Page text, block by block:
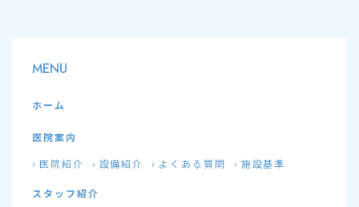
MENU
ホーム
医院案内
医院紹介
設備紹介 よくある質問 施設基準
スタッフ紹介